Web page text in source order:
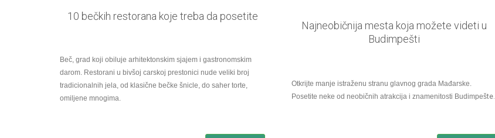
10 bečkih restorana koje treba da posetite
Beč, grad koji obiluje arhitektonskim sjajem i gastronomskim
darom. Restorani u bivšoj carskoj prestonici nude veliki broj
tradicionalnih jela, od klasične bečke šnicle, do saher torte,
omiljene mnogima.
Najneobičnija mesta koja možete videti u
Budimpešti
Otkrijte manje istraženu stranu glavnog grada Mađarske.
Posetite neke od neobičnih atrakcija i znamenitosti Budimpešte.